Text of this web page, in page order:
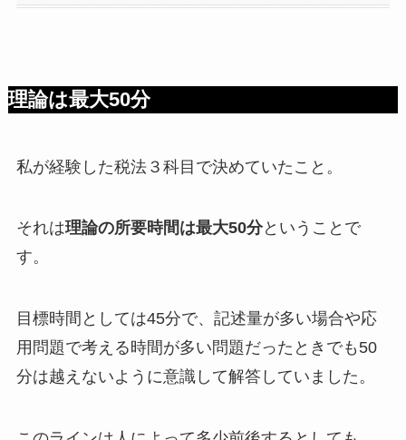
理論は最大50分
私が経験した税法３科目で決めていたこと。
それは理論の所要時間は最大50分ということで
す。
目標時間としては45分で、記述量が多い場合や応
用問題で考える時間が多い問題だったときでも50
分は越えないように意識して解答していました。